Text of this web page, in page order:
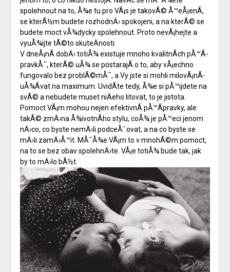
spolehnout na to, Å¾e tu pro VÃ¡s je takovÃ© Å™eÅ¡enÃ­,
se kterÃ½m budete rozhodnÄ› spokojeni, a na kterÃ© se
budete moct vÅ¾dycky spolehnout. Proto nevÃ¡hejte a
vyuÅ¾ijte tÃ©to skuteÄnosti.
V dneÅ¡nÃ­ dobÄ› totiÅ¾ existuje mnoho kvalitnÃ­ch pÅ™Ã­
pravkÅ¯, kterÃ© uÅ¾ se postarajÃ­ o to, aby vÅ¡echno
fungovalo bez problÃ©mÅ¯, a Vy jste si mohli milovÃ¡nÃ­
uÅ¾Ã­vat na maximum. UvidÃ­te tedy, Å¾e si pÅ™ijdete na
svÃ© a nebudete muset niÄeho litovat, to je jistota.
Pomoct VÃ¡m mohou nejen efektivnÃ­ pÅ™Ã­pravky, ale
takÃ© zmÄ›na Å¾ivotnÃ­ho stylu, coÅ¾ je pÅ™eci jenom
nÄ›co, co byste nemÄ›li podceÅˆovat, a na co byste se
mÄ›li zamÄ›Å™it. MÅ¯Å¾e VÃ¡m to v mnohÃ©m pomoct,
na to se bez obav spolehnÄ›te. VÅ¡e totiÅ¾ bude tak, jak
by to mÄ›lo bÃ½t.